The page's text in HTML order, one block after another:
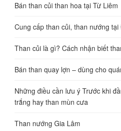
Bán than củi than hoa tại Từ Liêm
Cung cấp than củi, than nướng tại
Than củi là gì? Cách nhận biết
Bán than quay lợn – dùng cho
Những điều cần lưu ý Trước khi
trắng hay than mùn cưa
Than nướng Gia Lâm